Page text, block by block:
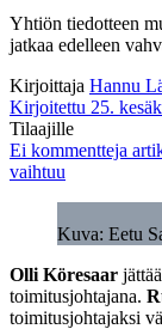
Yhtiön tiedotteen
jatkaa edelleen
Kirjoittaja Hannu
Kirjoitettu 25.
Tilaajille
Ei kommentteja
vaihtuu
Kuva: Eetu
Olli Köresaar
toimitusjohtajana.
toimitusjohtajaksi